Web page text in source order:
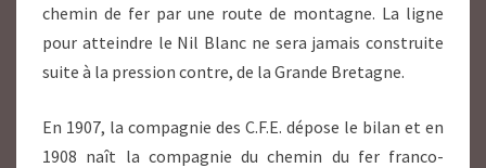
chemin de fer par une route de montagne. La ligne
pour atteindre le Nil Blanc ne sera jamais construite
suite à la pression contre, de la Grande Bretagne.
En 1907, la compagnie des C.F.E. dépose le bilan et en
1908 naît la compagnie du chemin du fer franco-